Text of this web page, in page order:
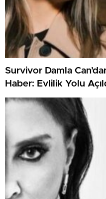
Survivor Damla
Haber: Evlilik Yolu